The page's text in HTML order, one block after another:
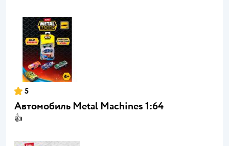
5
Автомобиль Metal Machines 1:64
👍